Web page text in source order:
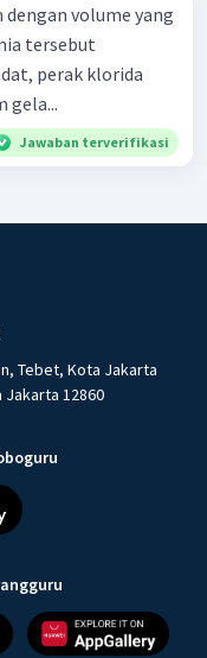
volume yang
tersebut
perak klorida
gela...
Jawaban terverifikasi
Tebet, Kota Jakarta
Jakarta 12860